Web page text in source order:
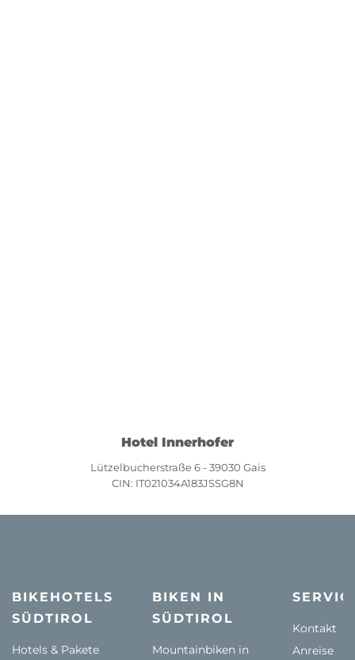
Hotel Innerhofer
Lützelbucherstraße 6 - 39030 Gais
CIN: IT021034A183JSSG8N
BIKEHOTELS
SÜDTIROL
Hotels & Pakete
BIKEN IN
SÜDTIROL
Mountainbiken in
Kontakt
Anreise